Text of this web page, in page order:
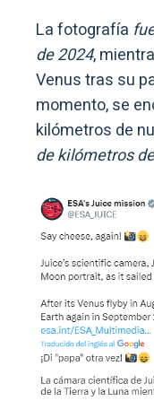
La fotografía
de 2024,
Venus tras su
momento, se
kilómetros de
de kilómetros